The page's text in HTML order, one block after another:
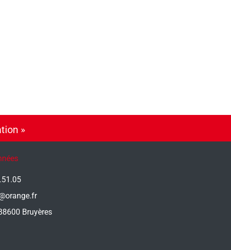
»
Bruyères